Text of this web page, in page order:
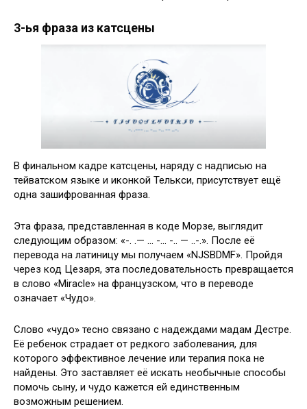
3-ья фраза из катсцены
В финальном кадре катсцены, наряду с надписью на
тейватском языке и иконкой Телькси, присутствует ещё
одна зашифрованная фраза.
Эта фраза, представленная в коде Морзе, выглядит
следующим образом: «-. .— … -… -.. — ..-.». После её
перевода на латиницу мы получаем «NJSBDMF». Пройдя
через код Цезаря, эта последовательность превращается
в слово «Miracle» на французском, что в переводе
означает «Чудо».
Слово «чудо» тесно связано с надеждами мадам Дестре.
Её ребенок страдает от редкого заболевания, для
которого эффективное лечение или терапия пока не
найдены. Это заставляет её искать необычные способы
помочь сыну, и чудо кажется ей единственным
возможным решением.